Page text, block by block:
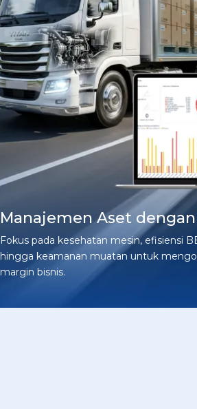
Manajemen Aset dengan
Fokus pada kesehatan mesin, efisiensi
hingga keamanan muatan untuk
margin bisnis.